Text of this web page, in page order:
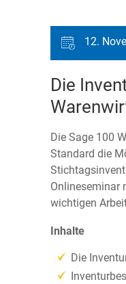
12.
Die
Die Sage 100
Standard die
Onlineseminar
wichtigen
Inhalte
Die